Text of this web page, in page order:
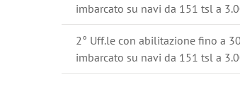
imbarcato su navi da 151 tsl a
2° Uff.le con abilitazione fino a
imbarcato su navi da 151 tsl a